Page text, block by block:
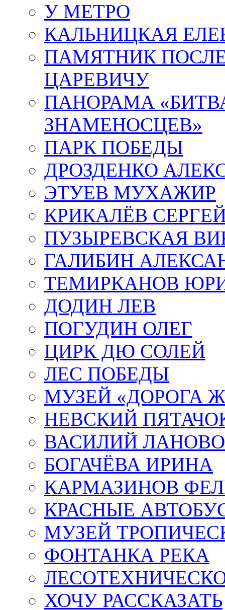
У МЕТРО
КАЛЬНИЦКАЯ
ПАМЯТНИК
ЦАРЕВИЧУ
ПАНОРАМА
ЗНАМЕНОСЦЕВ»
ПАРК ПОБЕДЫ
ДРОЗДЕНКО
ЭТУЕВ МУХАЖИР
КРИКАЛЁВ
ПУЗЫРЕВСКАЯ
ГАЛИБИН
ТЕМИРКАНОВ
ДОДИН ЛЕВ
ПОГУДИН ОЛЕГ
ЦИРК ДЮ СОЛЕЙ
ЛЕС ПОБЕДЫ
МУЗЕЙ «ДОРОГА
НЕВСКИЙ
ВАСИЛИЙ
БОГАЧЁВА ИРИНА
КАРМАЗИНОВ
КРАСНЫЕ
МУЗЕЙ
ФОНТАНКА РЕКА
ХОЧУ РАССКАЗАТЬ